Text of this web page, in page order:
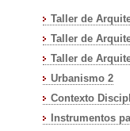
Taller de
Taller de
Taller de
Urbanismo 2
Contexto
Instrumentos